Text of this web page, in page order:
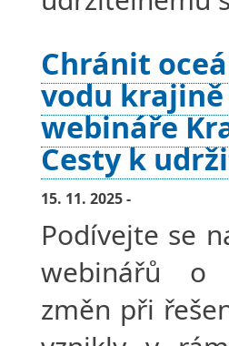
Chránit
vodu krajině
webináře
Cesty k
15. 11. 2025 -
Podívejte se
webinářů o
změn při